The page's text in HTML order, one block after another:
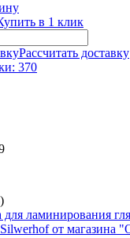
в 1 клик
Рассчитать доставку
370